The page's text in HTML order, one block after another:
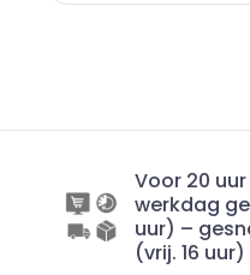
Voor 20
werkdag
uur) –
(vrij. 16 uur)